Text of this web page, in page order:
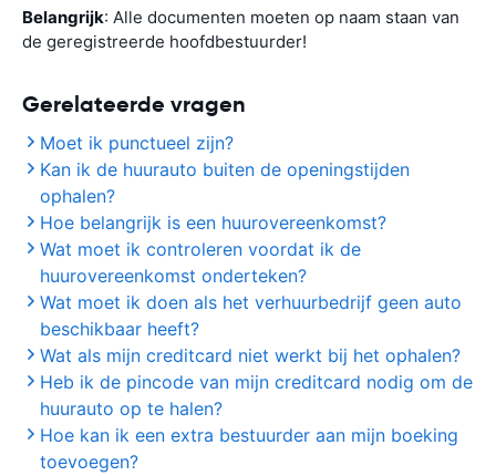
Belangrijk: Alle documenten moeten op naam staan van
de geregistreerde hoofdbestuurder!
Gerelateerde vragen
Moet ik punctueel zijn?
Kan ik de huurauto buiten de openingstijden
ophalen?
Hoe belangrijk is een huurovereenkomst?
Wat moet ik controleren voordat ik de
huurovereenkomst onderteken?
Wat moet ik doen als het verhuurbedrijf geen auto
beschikbaar heeft?
Wat als mijn creditcard niet werkt bij het ophalen?
Heb ik de pincode van mijn creditcard nodig om de
huurauto op te halen?
Hoe kan ik een extra bestuurder aan mijn boeking
toevoegen?